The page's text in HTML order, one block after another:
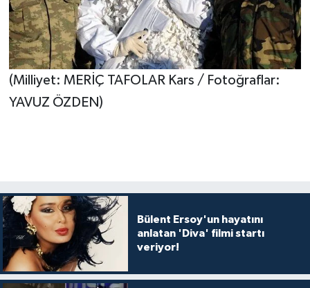
(Milliyet: MERİÇ TAFOLAR Kars / Fotoğraflar:
YAVUZ ÖZDEN)
Bülent Ersoy'un hayatını
anlatan 'Diva' filmi startı
veriyor!